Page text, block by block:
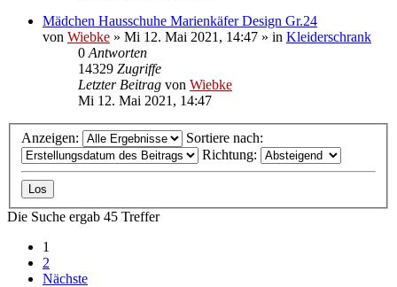
Mädchen Hausschuhe Marienkäfer Design Gr.24
von Wiebke » Mi 12. Mai 2021, 14:47 » in Kleiderschrank
0Antworten
14329 Zugriffe
Letzter Beitrag von Wiebke
Mi 12. Mai 2021, 14:47
Anzeigen:
Sortiere nach:
Richtung:
Die Suche ergab 45 Treffer
1
2
Nächste